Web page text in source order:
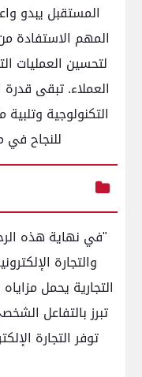
المستقبل يبدو
المهم الاستفادة
لتحسين العمليات
العملاء. تبقى
التكنولوجية
للنجاح في
"في نهاية هذه
والتجارة
التجارية يحمل
تبرز بالتفاعل
توفر التجارة